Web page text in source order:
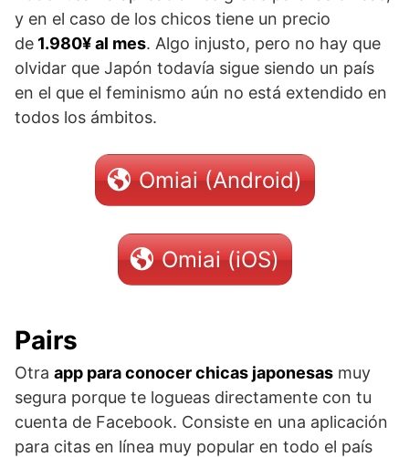
y en el caso de los chicos tiene un precio
de 1.980¥ al mes. Algo injusto, pero no hay que
olvidar que Japón todavía sigue siendo un país
en el que el feminismo aún no está extendido en
todos los ámbitos.
Omiai (Android)
Omiai (iOS)
Pairs
Otra app para conocer chicas japonesas muy
segura porque te logueas directamente con tu
cuenta de Facebook. Consiste en una aplicación
para citas en línea muy popular en todo el país